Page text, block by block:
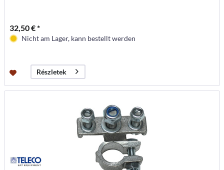
32,50 € *
Nicht am Lager, kann bestellt werden
Részletek